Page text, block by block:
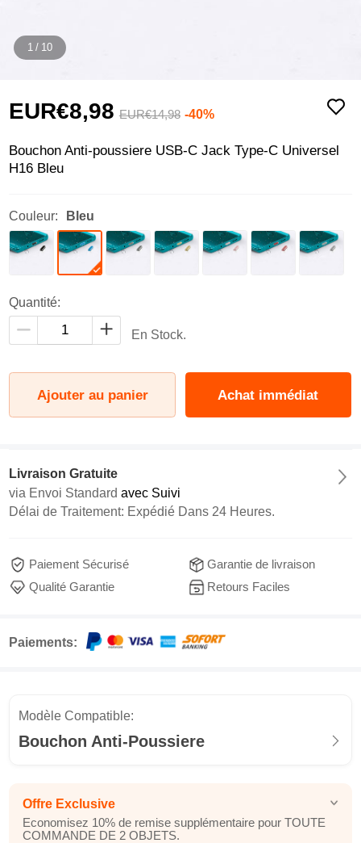
1 / 10
EUR€8,98 EUR€14,98 -40%
Bouchon Anti-poussiere USB-C Jack Type-C Universel
H16 Bleu
Couleur: Bleu
Quantité:
En Stock.
Ajouter au panier Achat immédiat
Livraison Gratuite
via Envoi Standard avec Suivi
Délai de Traitement: Expédié Dans 24 Heures.
Paiement Sécurisé
Garantie de livraison
Qualité Garantie
Retours Faciles
Paiements:
Modèle Compatible:
Bouchon Anti-Poussiere
Offre Exclusive
Economisez 10% de remise supplémentaire pour TOUTE
COMMANDE DE 2 OBJETS.